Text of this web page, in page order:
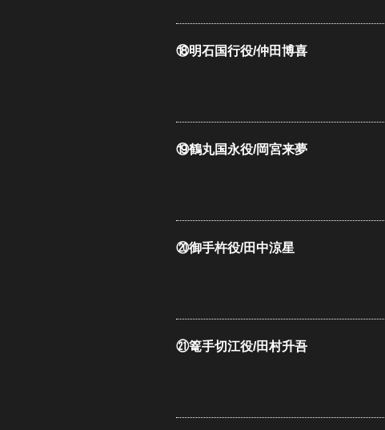
⑱明石国行役/仲田博喜
⑲鶴丸国永役/岡宮来夢
⑳御手杵役/田中涼星
㉑篭手切江役/田村升吾